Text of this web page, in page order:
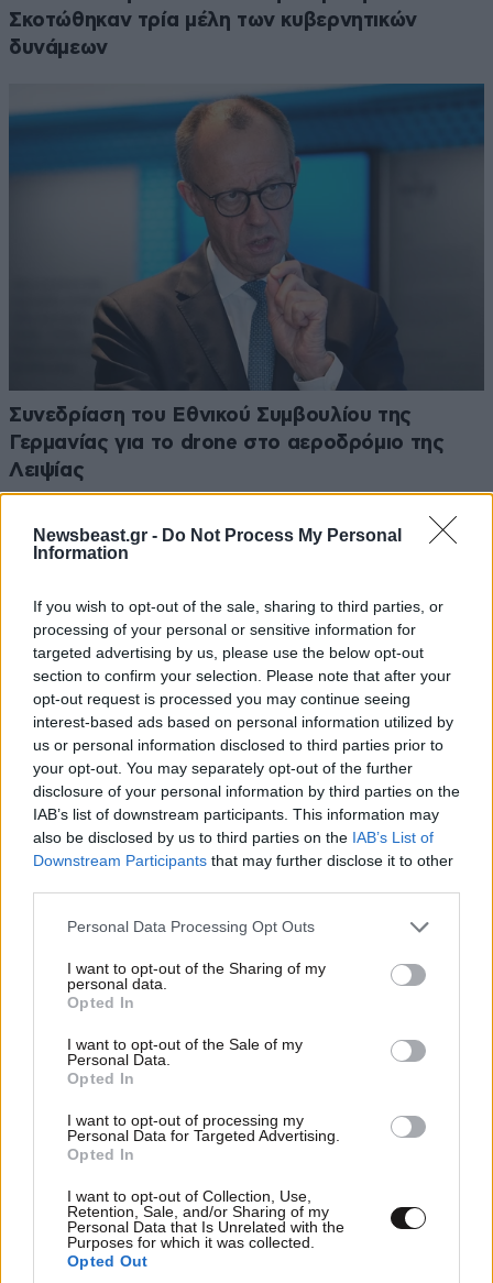
Newsbeast.gr - Do Not Process My Personal
Information
If you wish to opt-out of the sale, sharing to third parties, or
processing of your personal or sensitive information for
targeted advertising by us, please use the below opt-out
section to confirm your selection. Please note that after your
opt-out request is processed you may continue seeing
interest-based ads based on personal information utilized by
us or personal information disclosed to third parties prior to
your opt-out. You may separately opt-out of the further
disclosure of your personal information by third parties on the
IAB’s list of downstream participants. This information may
also be disclosed by us to third parties on the IAB’s List of
Downstream Participants that may further disclose it to other
Please note that this website/app uses one or more Google
not limited to your visit or usage behaviour. You may click to
grant or deny consent to Google and its third-party tags to
use your data for below specified purposes in below Google
consent section.
Personal Data Processing Opt Outs
I want to opt-out of the Sharing of my
personal data.
Opted In
I want to opt-out of the Sale of my
Personal Data.
Opted In
I want to opt-out of processing my
Personal Data for Targeted Advertising.
Opted In
I want to opt-out of Collection, Use,
Retention, Sale, and/or Sharing of my
Personal Data that Is Unrelated with the
Purposes for which it was collected.
Opted Out
Σκοτώθηκαν τρία μέλη των κυβερνητικών
δυνάμεων
Συνεδρίαση του Εθνικού Συμβουλίου της
Γερμανίας για το drone στο αεροδρόμιο της
Λειψίας
Απίστευτο βίντεο από νοσοκομείο στην